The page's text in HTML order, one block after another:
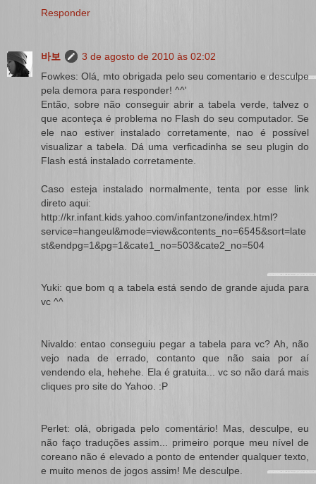
Responder
바보
3 de agosto de 2010 às 02:02
Fowkes: Olá, mto obrigada pelo seu comentario e desculpe
pela demora para responder! ^^'
Então, sobre não conseguir abrir a tabela verde, talvez o
que aconteça é problema no Flash do seu computador. Se
ele nao estiver instalado corretamente, nao é possível
visualizar a tabela. Dá uma verficadinha se seu plugin do
Flash está instalado corretamente.
Caso esteja instalado normalmente, tenta por esse link
direto aqui:
http://kr.infant.kids.yahoo.com/infantzone/index.html?
service=hangeul&mode=view&contents_no=6545&sort=late
st&endpg=1&pg=1&cate1_no=503&cate2_no=504
Yuki: que bom q a tabela está sendo de grande ajuda para
vc ^^
Nivaldo: entao conseguiu pegar a tabela para vc? Ah, não
vejo nada de errado, contanto que não saia por aí
vendendo ela, hehehe. Ela é gratuita... vc so não dará mais
cliques pro site do Yahoo. :P
Perlet: olá, obrigada pelo comentário! Mas, desculpe, eu
não faço traduções assim... primeiro porque meu nível de
coreano não é elevado a ponto de entender qualquer texto,
e muito menos de jogos assim! Me desculpe.